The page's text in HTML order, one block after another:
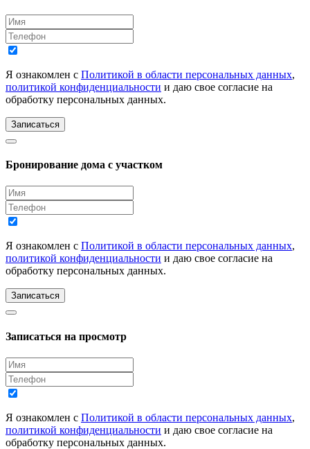
Я ознакомлен с Политикой в области персональных данных,
политикой конфиденциальности и даю свое согласие на
обработку персональных данных.
Записаться
Бронирование дома с участком
Я ознакомлен с Политикой в области персональных данных,
политикой конфиденциальности и даю свое согласие на
обработку персональных данных.
Записаться
Записаться на просмотр
Я ознакомлен с Политикой в области персональных данных,
политикой конфиденциальности и даю свое согласие на
обработку персональных данных.